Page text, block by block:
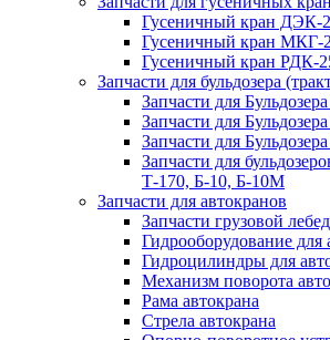
Гусеничный кран ДЭК-
Гусеничный кран МКГ-
Гусеничный кран РДК-
Запчасти для бульдозера
Запчасти для
Запчасти для
Запчасти для
Запчасти для
Т-170, Б-10, Б-10М
Запчасти для автокранов
Запчасти грузовой
Гидрооборудование для
Гидроцилиндры для
Механизм поворота
Рама автокрана
Стрела автокрана